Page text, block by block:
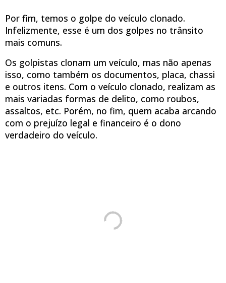
Por fim, temos o golpe do veículo clonado.
Infelizmente, esse é um dos golpes no trânsito
mais comuns.
Os golpistas clonam um veículo, mas não apenas
isso, como também os documentos, placa, chassi
e outros itens. Com o veículo clonado, realizam as
mais variadas formas de delito, como roubos,
assaltos, etc. Porém, no fim, quem acaba arcando
com o prejuízo legal e financeiro é o dono
verdadeiro do veículo.